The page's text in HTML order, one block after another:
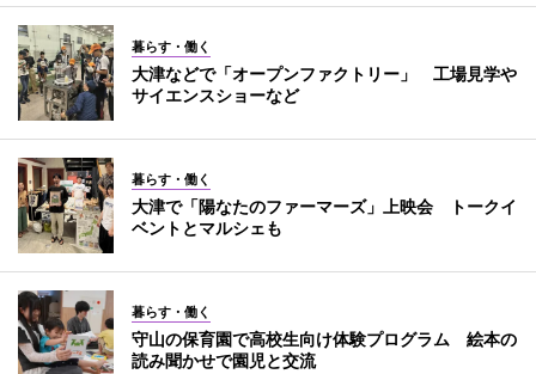
暮らす・働く
大津などで「オープンファクトリー」 工場見学や
サイエンスショーなど
暮らす・働く
大津で「陽なたのファーマーズ」上映会 トークイ
ベントとマルシェも
暮らす・働く
守山の保育園で高校生向け体験プログラム 絵本の
読み聞かせで園児と交流